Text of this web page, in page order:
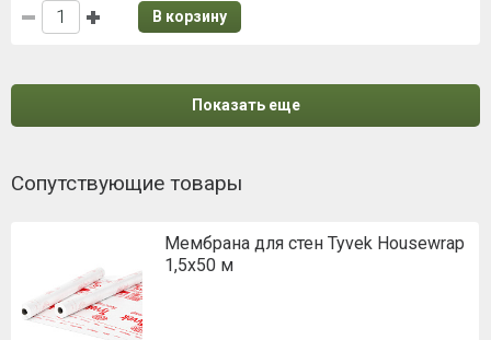
В корзину
Показать еще
Сопутствующие товары
Мембрана для стен Tyvek Housewrap
1,5х50 м